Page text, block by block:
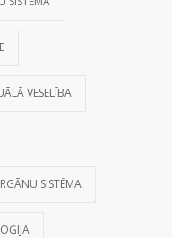
VESELĪBA
SISTĒMA